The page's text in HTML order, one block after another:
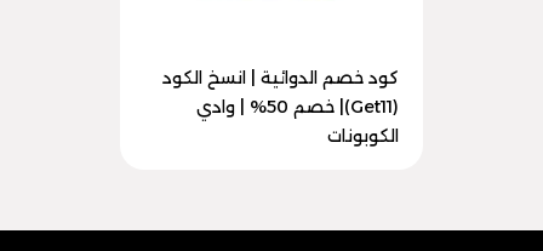
كود خصم الدوائية | انسخ الكود
(Get11)| خصم 50% | وادي
الكوبونات